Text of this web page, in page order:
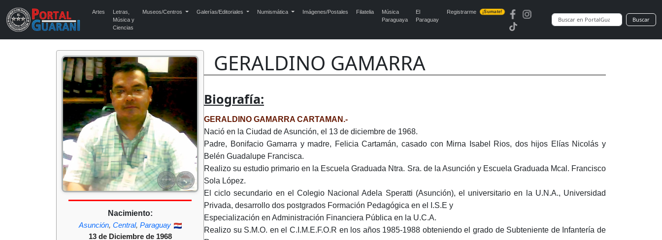
Artes
Letras,
Música y
Ciencias
Museos/Centros Galerías/Editoriales Numismática Imágenes/Postales Filatelia
Música
Paraguaya
El
Paraguay
Registrarme ¡Sumate!
Buscar
GERALDINO GAMARRA
Nacimiento:
Asunción, Central, Paraguay
13 de Diciembre de 1968
Biografía:
GERALDINO GAMARRA CARTAMAN.-
Nació en la Ciudad de Asunción, el 13 de diciembre de 1968.
Padre, Bonifacio Gamarra y madre, Felicia Cartamán, casado con Mirna Isabel Rios, dos hijos Elías Nicolás y
Belén Guadalupe Francisca.
Realizo su estudio primario en la Escuela Graduada Ntra. Sra. de la Asunción y Escuela Graduada Mcal. Francisco
Sola López.
El ciclo secundario en el Colegio Nacional Adela Speratti (Asunción), el universitario en la U.N.A., Universidad
Privada, desarrollo dos postgrados Formación Pedagógica en el I.S.E y
Especialización en Administración Financiera Pública en la U.C.A.
Realizo su S.M.O. en el C.I.M.E.F.O.R en los años 1985-1988 obteniendo el grado de Subteniente de Infantería de